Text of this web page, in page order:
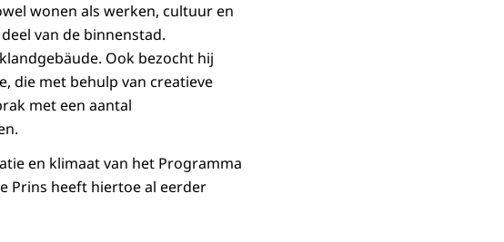
wonen als werken, cultuur en
van de binnenstad.
Ook bezocht hij
die met behulp van creatieve
met een aantal
en klimaat van het Programma
Prins heeft hiertoe al eerder